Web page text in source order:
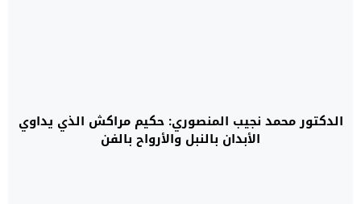
الدكتور محمد نجيب المنصوري: حكيم مراكش الذي يداوي
الأبدان بالنبل والأرواح بالفن